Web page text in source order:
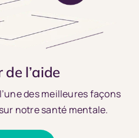
l’aide
des meilleures façons
notre santé mentale.